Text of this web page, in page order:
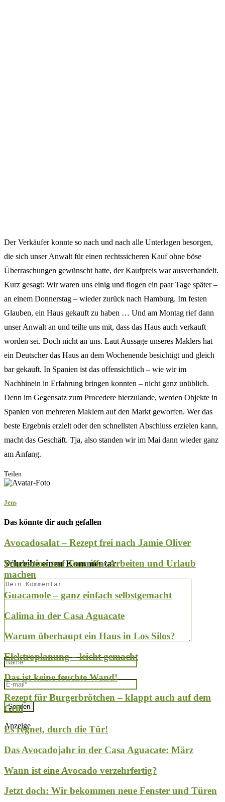
Der Verkäufer konnte so nach und nach alle Unterlagen besorgen,
die sich unser Anwalt für einen rechtssicheren Kauf ohne böse
Überraschungen gewünscht hatte, der Kaufpreis war ausverhandelt.
Kurz gesagt: Wir waren uns einig und flogen ein paar Tage später –
an einem Donnerstag – wieder zurück nach Hamburg. Im festen
Glauben, ein Haus gekauft zu haben … Und am Montag rief dann
unser Anwalt an und teilte uns mit, dass das Haus auch verkauft
worden sei. Doch nicht an uns. Laut Aussage unseres Maklers hat
ein Deutscher das Haus an dem Wochenende besichtigt und gleich
bar gekauft. In Spanien ist das offensichtlich – wie wir im
Nachhinein in Erfahrung bringen konnten – nicht ganz unüblich.
Denn im Gegensatz zum Procedere hierzulande, werden Objekte in
Spanien von mehreren Maklern auf den Markt geworfen. Wer das
beste Ergebnis erzielt oder den schnellsten Abschluss erzielen kann,
macht das Geschäft. Tja, also standen wir im Mai dann wieder ganz
am Anfang.
Teilen
Jens
Das könnte dir auch gefallen
– klappt auch auf dem
durch die Tür!
Avocadojahr in der Casa Aguacate: März
Wann ist eine Avocado verzehrfertig?
Jetzt doch: Wir bekommen neue Fenster und Türen
Schreibe einen Kommentar
Anzeige